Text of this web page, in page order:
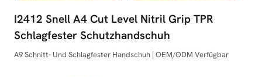
I2412 Snell A4 Cut Level Nitril Grip TPR
Schlagfester Schutzhandschuh
A9 Schnitt- Und Schlagfester Handschuh | OEM/ODM Verfügbar